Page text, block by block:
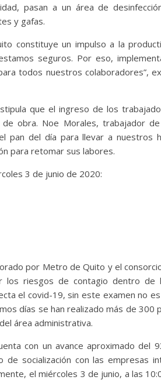
pasan a un área de
y gafas.
constituye un impulso a la
seguros. Por eso,
todos nuestros colaboradores”,
que el ingreso de los
obra. Noe Morales, trabajador
pan del día para llevar a nuestros
para retomar sus labores.
3 de junio de 2020:
por Metro de Quito y el
los riesgos de contagio dentro
el covid-19, sin este examen no
días se han realizado más de 300
área administrativa.
con un avance aproximado del
de socialización con las empresas
el miércoles 3 de junio, a las